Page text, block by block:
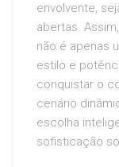
envolvente,
abertas.
não é apenas
estilo e
conquistar o
cenário
escolha
sofisticação